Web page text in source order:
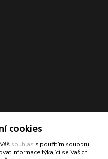
cookies
souhlas s použitím souborů
informace týkající se Vašich